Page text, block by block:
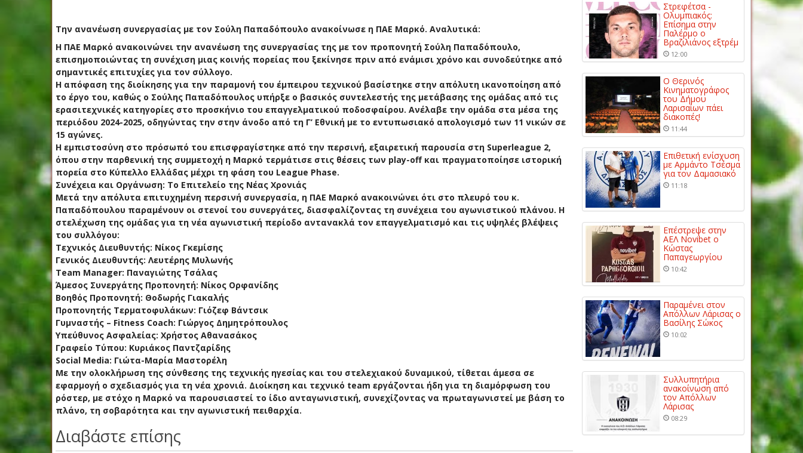
Την ανανέωση συνεργασίας με τον Σούλη Παπαδόπουλο ανακοίνωσε η ΠΑΕ Μαρκό. Αναλυτικά:
Η ΠΑΕ Μαρκό ανακοινώνει την ανανέωση της συνεργασίας της με τον προπονητή Σούλη Παπαδόπουλο,
επισημοποιώντας τη συνέχιση μιας κοινής πορείας που ξεκίνησε πριν από ενάμισι χρόνο και συνοδεύτηκε από
σημαντικές επιτυχίες για τον σύλλογο.
Η απόφαση της διοίκησης για την παραμονή του έμπειρου τεχνικού βασίστηκε στην απόλυτη ικανοποίηση από
το έργο του, καθώς ο Σούλης Παπαδόπουλος υπήρξε ο βασικός συντελεστής της μετάβασης της ομάδας από τις
ερασιτεχνικές κατηγορίες στο προσκήνιο του επαγγελματικού ποδοσφαίρου. Ανέλαβε την ομάδα στα μέσα της
περιόδου 2024-2025, οδηγώντας την στην άνοδο από τη Γ’ Εθνική με το εντυπωσιακό απολογισμό των 11 νικών σε
15 αγώνες.
Η εμπιστοσύνη στο πρόσωπό του επισφραγίστηκε από την περσινή, εξαιρετική παρουσία στη Superleague 2,
όπου στην παρθενική της συμμετοχή η Μαρκό τερμάτισε στις θέσεις των play-off και πραγματοποίησε ιστορική
πορεία στο Κύπελλο Ελλάδας μέχρι τη φάση του League Phase.
Συνέχεια και Οργάνωση: Το Επιτελείο της Νέας Χρονιάς
Μετά την απόλυτα επιτυχημένη περσινή συνεργασία, η ΠΑΕ Μαρκό ανακοινώνει ότι στο πλευρό του κ.
Παπαδόπουλου παραμένουν οι στενοί του συνεργάτες, διασφαλίζοντας τη συνέχεια του αγωνιστικού πλάνου. Η
στελέχωση της ομάδας για τη νέα αγωνιστική περίοδο αντανακλά τον επαγγελματισμό και τις υψηλές βλέψεις
του συλλόγου:
Τεχνικός Διευθυντής: Νίκος Γκεμίσης
Γενικός Διευθυντής: Λευτέρης Μυλωνής
Team Manager: Παναγιώτης Τσάλας
Άμεσος Συνεργάτης Προπονητή: Νίκος Ορφανίδης
Βοηθός Προπονητή: Θοδωρής Γιακαλής
Προπονητής Τερματοφυλάκων: Γιόζεφ Βάντσικ
Γυμναστής – Fitness Coach: Γιώργος Δημητρόπουλος
Υπεύθυνος Ασφαλείας: Χρήστος Αθανασάκος
Γραφείο Τύπου: Κυριάκος Παντζαρίδης
Social Media: Γιώτα-Μαρία Μαστορέλη
Με την ολοκλήρωση της σύνθεσης της τεχνικής ηγεσίας και του στελεχιακού δυναμικού, τίθεται άμεσα σε
εφαρμογή ο σχεδιασμός για τη νέα χρονιά. Διοίκηση και τεχνικό team εργάζονται ήδη για τη διαμόρφωση του
ρόστερ, με στόχο η Μαρκό να παρουσιαστεί το ίδιο ανταγωνιστική, συνεχίζοντας να πρωταγωνιστεί με βάση το
πλάνο, τη σοβαρότητα και την αγωνιστική πειθαρχία.
Διαβάστε επίσης
Στρεφέτσα -
Ολυμπιακός:
Επίσημα στην
Παλέρμο ο
Βραζιλιάνος εξτρέμ
12:00
Ο Θερινός
Κινηματογράφος
του Δήμου
Λαρισαίων πάει
διακοπές!
11:44
Επιθετική ενίσχυση
με Αρμάντο Τσέσμα
για τον Δαμασιακό
11:18
Επέστρεψε στην
ΑΕΛ Novibet ο
Κώστας
Παπαγεωργίου
10:42
Παραμένει στον
Απόλλων Λάρισας ο
Βασίλης Σώκος
10:02
Συλλυπητήρια
ανακοίνωση από
τον Απόλλων
Λάρισας
08:29